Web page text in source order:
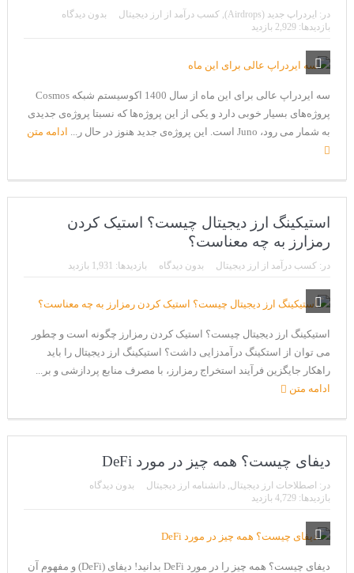
CoinEx سریع ترین برند درحال رشد در خدمات مالی!
ایردراپ رمزارز Morpher (MPH)
در: ایردراپ جدید (Airdrops) , کسب درآمد از ارز دیجیتال
بدون دیدگاه
بازدیدها: 2,929 بازدید
سه ایردراپ عالی برای این ماه از سال 1400 اکوسیستم شبکه‌ Cosmos
پروژه‌های بسیار خوبی دارد و یکی از این پروژه‌ها که نسبتا پروژه‌ی جدیدی
به شمار می رود، Juno است. این پروژه‌ی جدید هنوز در حال ر...
ادامه متن
استیکینگ ارز دیجیتال چیست؟ استیک کردن
رمزارز به چه معناست؟
در: کسب درآمد از ارز دیجیتال بدون دیدگاه بازدیدها: 1,931 بازدید
استیکینگ ارز دیجیتال چیست؟ استیک کردن رمزارز چگونه است و چطور
می توان از استکینگ درآمدزایی داشت؟ استیکینگ ارز دیجیتال را باید
راهکار جایگزین فرآیند استخراج رمزارز، با مصرف منابع پردازشی و بر...
ادامه متن
دیفای چیست؟ همه چیز در مورد DeFi
در: اصطلاحات ارز دیجیتال, دانشنامه ارز دیجیتال
بدون دیدگاه
بازدیدها: 4,729 بازدید
دیفای چیست؟ همه چیز را در مورد DeFi بدانید! دیفای (DeFi) و مفهوم آن